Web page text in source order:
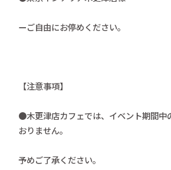
ーご自由にお停めください。
【注意事項】
●木更津店カフェでは、イベント期間中
おりません。
予めご了承ください。